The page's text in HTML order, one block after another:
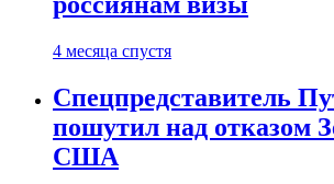
4 месяца спустя
Спецпредставитель
пошутил над отказом
США